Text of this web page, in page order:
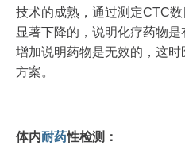
技术的成熟，通过测定CTC
显著下降的，说明化疗药物
增加说明药物是无效的，这
方案。
体内耐药性检测：